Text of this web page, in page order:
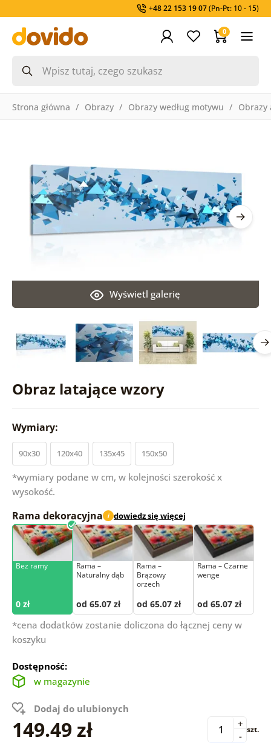
+48 22 153 19 07(Pn-Pt: 10 - 15)
0
Strona główna Obrazy Obrazy według motywu Obrazy
Obraz latające wzory
Wyświetl galerię
Wymiary:
90x30 120x40 135x45 150x50
*wymiary podane w cm, w kolejności szerokość x
wysokość.
Rama dekoracyjna i dowiedz się więcej
Bez ramy
0 zł
Rama –
Naturalny dąb
od 65.07 zł
Rama –
Brązowy
orzech
od 65.07 zł
Rama – Czarne
wenge
od 65.07 zł
*cena dodatków zostanie doliczona do łącznej ceny w
koszyku
Dostępność:
w magazynie
Dodaj do ulubionych
149.49 zł -
+ szt.